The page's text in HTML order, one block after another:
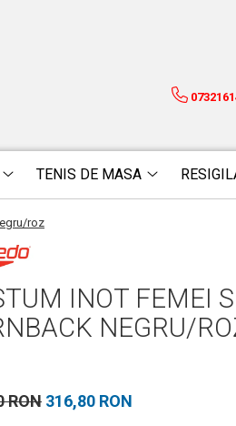
TENIS DE MASA
roz
INOT FEMEI
NEGRU/
RON 316,80 RON